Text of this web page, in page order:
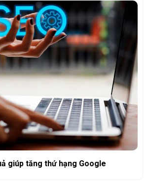
giúp tăng thứ hạng Google